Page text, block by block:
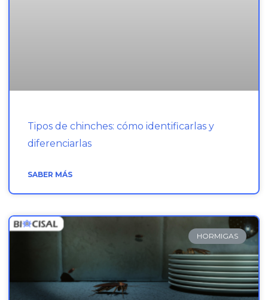
Tipos de chinches: cómo identificarlas y
diferenciarlas
SABER MÁS
HORMIGAS